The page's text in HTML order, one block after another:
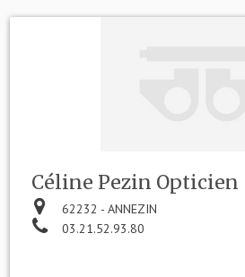
Céline Pezin Opticien
62232 - ANNEZIN
03.21.52.93.80